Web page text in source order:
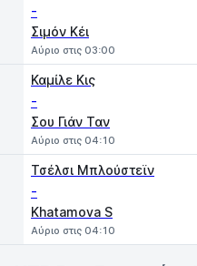
-
Σιμόν Κέι
Αύριο στις 03:00
Καμίλε Κις
-
Σου Γιάν Ταν
Αύριο στις 04:10
Τσέλσι Μπλούστεϊν
-
Khatamova S
Αύριο στις 04:10